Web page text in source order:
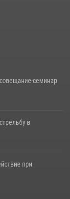
семинар
в
при